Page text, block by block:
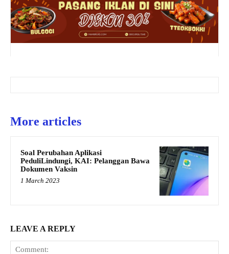
More articles
Soal Perubahan Aplikasi
PeduliLindungi, KAI: Pelanggan Bawa
Dokumen Vaksin
1 March 2023
LEAVE A REPLY